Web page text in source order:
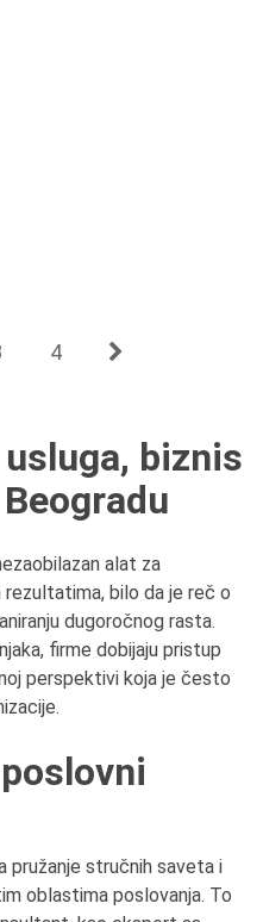
4
biznis
alat za
bilo da je reč o
dugoročnog rasta.
firme dobijaju pristup
perspektivi koja je često
pružanje stručnih saveta i
oblastima poslovanja. To